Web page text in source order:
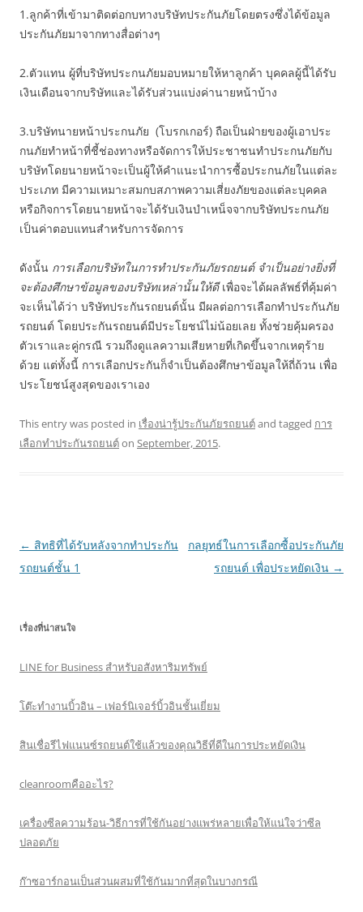
1.ลูกค้าที่เข้ามาติดต่อกบทางบริษัทประกันภัยโดยตรงซึ่งได้ข้อมูล
ประกันภัยมาจากทางสื่อต่างๆ
2.ตัวแทน ผู้ที่บริษัทประกนภัยมอบหมายให้หาลูกค้า บุคคลผู้นี้ได้รับ
เงินเดือนจากบริษัทและได้รับส่วนแบ่งค่านายหน้าบ้าง
3.บริษัทนายหน้าประกนภัย (โบรกเกอร์) ถือเป็นฝ่ายของผู้เอาประ
กนภัยทําหน้าที่ชี้ช่องทางหรือจัดการให้ประชาชนทําประกนภัยกับ
บริษัทโดยนายหน้าจะเป็นผู้ให้คําแนะนําการซื้อประกนภัยในแต่ละ
ประเภท มีความเหมาะสมกบสภาพความเสี่ยงภัยของแต่ละบุคคล
หรือกิจการโดยนายหน้าจะได้รับเงินบําเหน็จจากบริษัทประกนภัย
เป็นค่าตอบแทนสําหรับการจัดการ
ดังนั้น การเลือกบริษัทในการทำประกันภัยรถยนต์ จำเป็นอย่างยิ่งที่
จะต้องศึกษาข้อมูลของบริษัทเหล่านั้นให้ดีเพื่อจะได้ผลลัพธ์ที่คุ้มค่า
จะเห็นได้ว่า บริษัทประกันรถยนต์นั้น มีผลต่อการเลือกทำประกันภัย
รถยนต์ โดยประกันรถยนต์มีประโยชน์ไม่น้อยเลย ทั้งช่วยคุ้มครอง
ตัวเราและคู่กรณี รวมถึงดูแลความเสียหายที่เกิดขึ้นจากเหตุร้าย
ด้วย แต่ทั้งนี้ การเลือกประกันก็จำเป็นต้องศึกษาข้อมูลให้ถี่ถ้วน เพื่อ
ประโยชน์สูงสุดของเราเอง
This entry was posted in เรื่องน่ารู้ประกันภัยรถยนต์and tagged การ
เลือกทำประกันรถยนต์on September, 2015.
Post
navigation
← สิทธิที่ได้รับหลังจากทำประกัน
รถยนต์ชั้น 1
กลยุทธ์ในการเลือกซื้อประกันภัย
รถยนต์ เพื่อประหยัดเงิน →
เรื่องที่น่าสนใจ
LINE for Business สำหรับอสังหาริมทรัพย์
โต๊ะทำงานบิ้วอิน – เฟอร์นิเจอร์บิ้วอินชั้นเยี่ยม
สินเชื่อรีไฟแนนซ์รถยนต์ใช้แล้วของคุณวิธีที่ดีในการประหยัดเงิน
cleanroomคืออะไร?
เครื่องซีลความร้อน-วิธีการที่ใช้กันอย่างแพร่หลายเพื่อให้แน่ใจว่าซีล
ปลอดภัย
ก๊าซอาร์กอนเป็นส่วนผสมที่ใช้กันมากที่สุดในบางกรณี